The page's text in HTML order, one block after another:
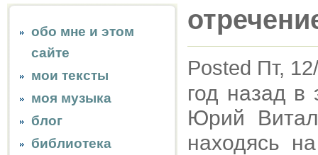
обо мне и этом
сайте
мои тексты
моя музыка
блог
библиотека
Posted Пт,
год назад
Юрий
находясь